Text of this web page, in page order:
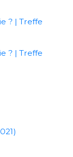
? | Treffe
? | Treffe